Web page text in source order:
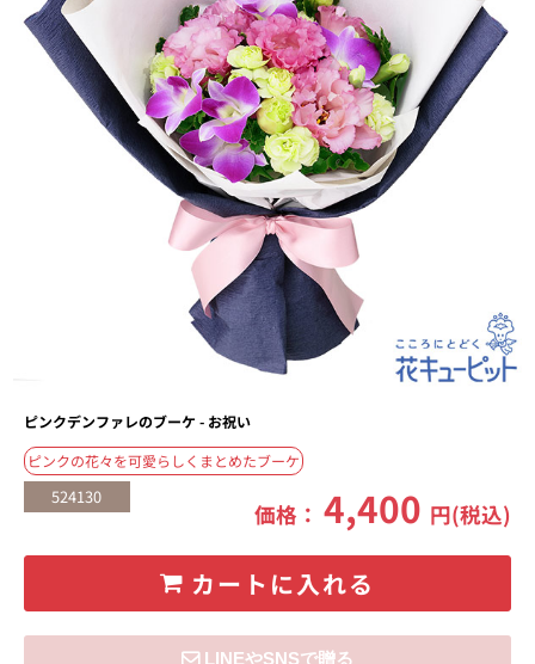
ピンクデンファレのブーケ - お祝い
ピンクの花々を可愛らしくまとめたブーケ
524130
価格：4,400 円(税込)
カートに入れる